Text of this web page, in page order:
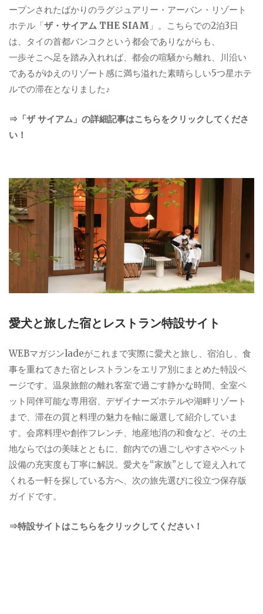
ープンされたばかりのラグジュアリー・アーバン・リゾート
ホテル「ザ・サイアム THE SIAM 」。こちらでの2泊3日
は、タイの首都バンコクという都会でありながらも、
一歩そこへ足を踏み入れれば、都会の喧騒から離れ、川沿い
であるがゆえのリゾート感に満ち溢れた素晴らしい5つ星ホテ
ルでの滞在となりました♪
⇒「ザ サイアム」の詳細記事はこちらをクリックしてくださ
い！
愛犬と旅した宿とレストラン特設サイト
WEBマガジンladeがこれまで実際に愛犬と旅し、宿泊し、食
事を重ねてきた宿とレストランをエリア別にまとめた特設ペ
ージです。温泉旅館の離れ客室で過ごす静かな時間、全室ペ
ット同伴可能な専用宿、デザイナーズホテルや湖畔リゾート
まで、滞在の質と料理の魅力を軸に厳選して紹介していま
す。会席料理や創作フレンチ、地産地消の和食など、その土
地ならではの美味とともに、館内での過ごしやすさやペット
設備の充実度も丁寧に解説。愛犬を“家族”として迎え入れて
くれる一軒を探している方へ、次の旅先選びに役立つ保存版
ガイドです。
⇒特設サイトはこちらをクリックしてください！